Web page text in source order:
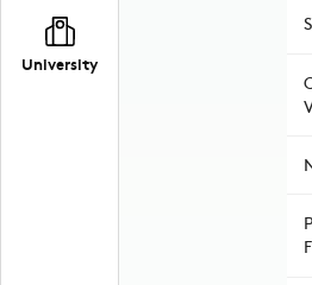
University